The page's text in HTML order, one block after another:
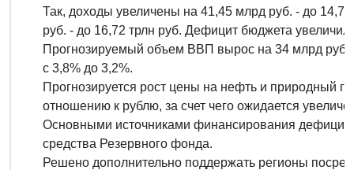
Так, доходы увеличены на 41,45 млрд руб. - до
руб. - до 16,72 трлн руб. Дефицит бюджета
Прогнозируемый объем ВВП вырос на 34 млрд руб.
с 3,8% до 3,2%.
Прогнозируется рост цены на нефть и природный
отношению к рублю, за счет чего ожидается
Основными источниками финансирования
средства Резервного фонда.
Решено дополнительно поддержать регионы